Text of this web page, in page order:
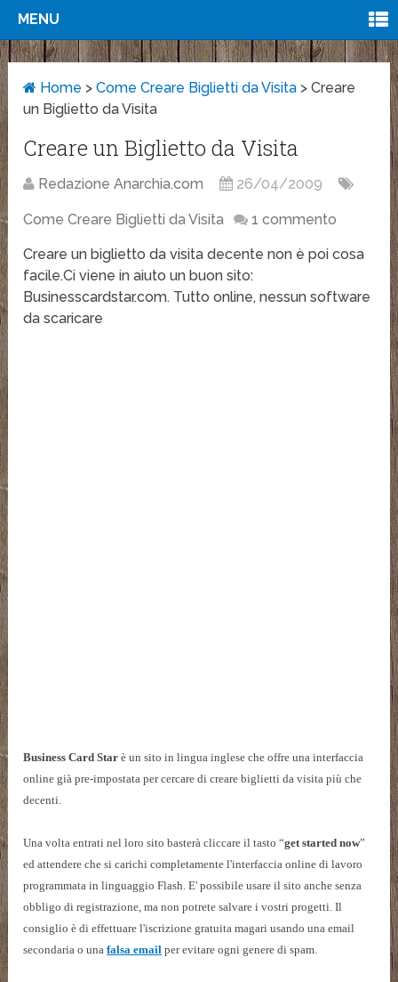
MENU
Home >Come Creare Biglietti da Visita >Creare
un Biglietto da Visita
Creare un Biglietto da Visita
Redazione Anarchia.com 26/04/2009
Come Creare Biglietti da Visita 1 commento
Creare un biglietto da visita decente non è poi cosa
facile.Ci viene in aiuto un buon sito:
Businesscardstar.com. Tutto online, nessun software
da scaricare
Business Card Star è un sito in lingua inglese che offre una interfaccia
online già pre-impostata per cercare di creare biglietti da visita più che
decenti.
Una volta entrati nel loro sito basterà cliccare il tasto “get started now”
ed attendere che si carichi completamente l'interfaccia online di lavoro
programmata in linguaggio Flash. E' possibile usare il sito anche senza
obbligo di registrazione, ma non potrete salvare i vostri progetti. Il
consiglio è di effettuare l'iscrizione gratuita magari usando una email
secondaria o una falsa email per evitare ogni genere di spam.